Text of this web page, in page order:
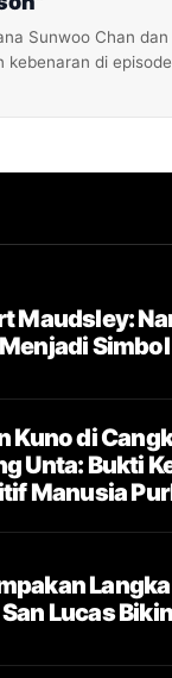
Sunwoo Chan dan
kebenaran di
Maudsley:
Kuno di
Unta: Bukti
Manusia
Lucas